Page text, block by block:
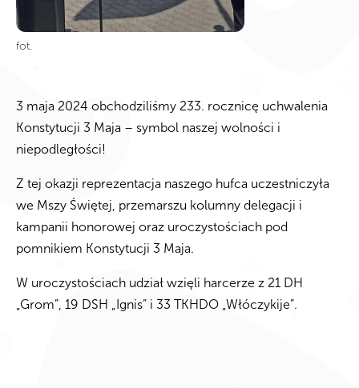
fot.
3 maja 2024 obchodziliśmy 233. rocznicę uchwalenia
Konstytucji 3 Maja – symbol naszej wolności i
niepodległości!
Z tej okazji reprezentacja naszego hufca uczestniczyła
we Mszy Świętej, przemarszu kolumny delegacji i
kampanii honorowej oraz uroczystościach pod
pomnikiem Konstytucji 3 Maja.
W uroczystościach udział wzięli harcerze z 21 DH
„Grom”, 19 DSH „Ignis” i 33 TKHDO „Włóczykije”.